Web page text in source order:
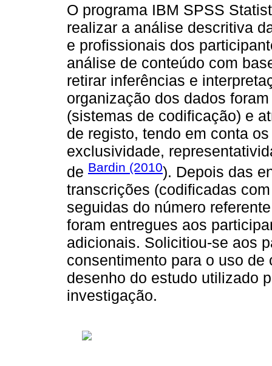
O programa IBM SPSS
realizar a análise descritiva
e profissionais dos
análise de conteúdo com
retirar inferências e
organização dos dados
(sistemas de codificação) e
de registo, tendo em conta
exclusividade,
de Bardin (2010). Depois das
transcrições (codificadas
seguidas do número
foram entregues aos
adicionais. Solicitiou-se aos
consentimento para o uso
desenho do estudo utilizado
investigação.